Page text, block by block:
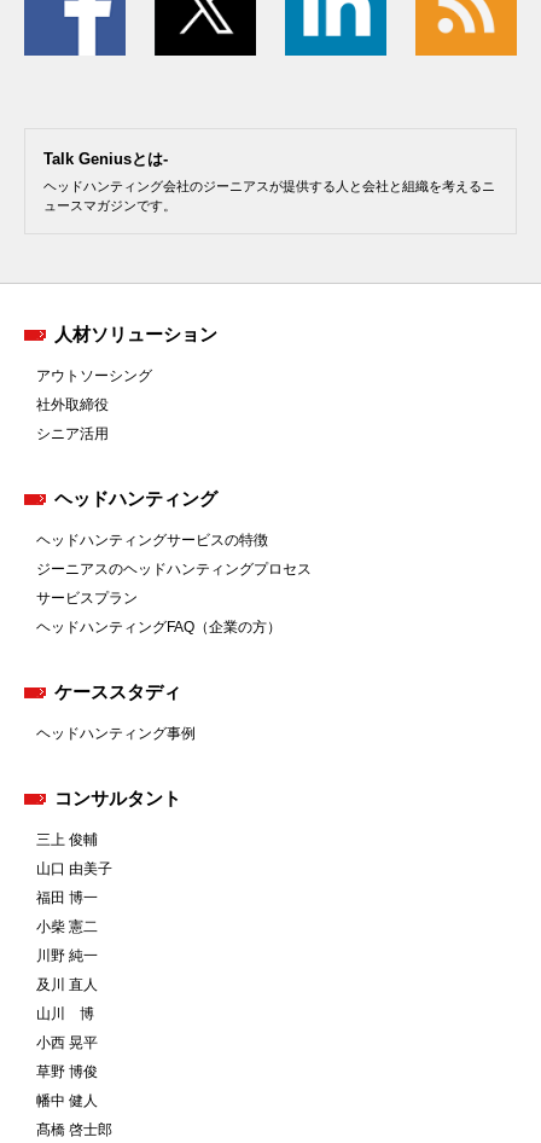
Talk Geniusとは-
ヘッドハンティング会社のジーニアスが提供する人と会社と組織を考えるニ
ュースマガジンです。
人材ソリューション
アウトソーシング
社外取締役
シニア活用
ヘッドハンティング
ヘッドハンティングサービスの特徴
ジーニアスのヘッドハンティングプロセス
サービスプラン
ヘッドハンティングFAQ（企業の方）
ケーススタディ
ヘッドハンティング事例
コンサルタント
三上 俊輔
山口 由美子
福田 博一
小柴 憲二
川野 純一
及川 直人
山川 博
小西 晃平
草野 博俊
幡中 健人
髙橋 啓士郎